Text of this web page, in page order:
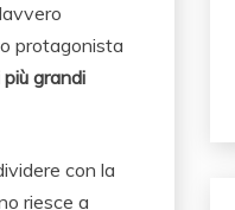
protagonista
grandi
con la
riesce a